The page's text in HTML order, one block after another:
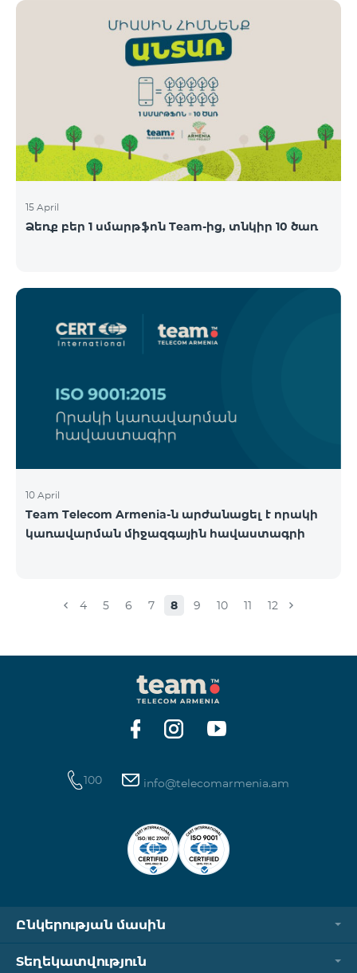
15 April
Ձեռք բեր 1 սմարթֆոն Team-ից, տնկիր 10 ծառ
10 April
Team Telecom Armenia-ն արժանացել է որակի
կառավարման միջազգային հավաստագրի
4 5 6 7 8 9 10 11 12
100 info@telecomarmenia.am
Ընկերության մասին
Տեղեկատվություն